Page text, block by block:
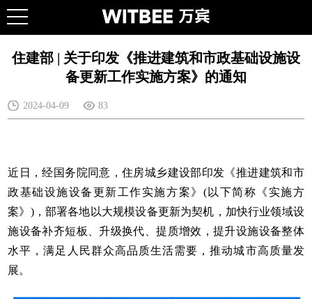
住建部 | 关于印发《推进建筑和市政基础设施设
备更新工作实施方案》的通知
2024-04-09 83
近日，经国务院同意，住房城乡建设部印发《推进建筑和市
政基础设施设备更新工作实施方案》(以下简称《实施方
案》)，部署各地以大规模设备更新为契机，加快行业领域设
施设备补齐短板、升级换代、提质增效，提升设施设备整体
水平，满足人民群众高品质生活需要，推动城市高质量发
展。